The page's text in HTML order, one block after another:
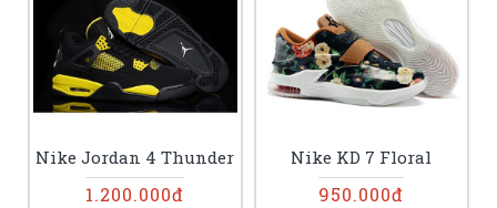
Nike Jordan 4 Thunder
1.200.000đ
Nike KD 7 Floral
950.000đ